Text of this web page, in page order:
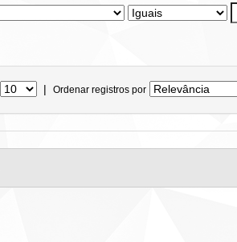
| Ordenar registros por